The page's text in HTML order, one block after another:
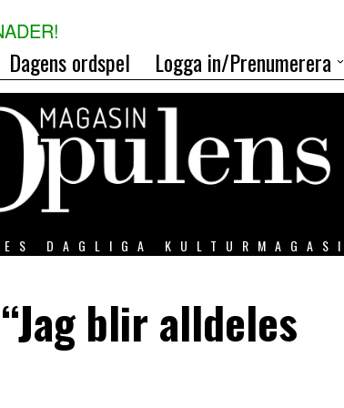
Dagens ordspel Logga in/Prenumerera
DAGLIGA
blir alldeles